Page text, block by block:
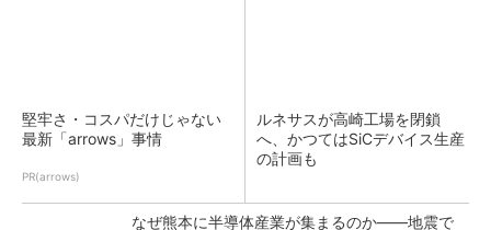
堅牢さ・コスパだけじゃない
最新「arrows」事情
PR(arrows)
ルネサスが高崎工場を閉鎖
へ、かつてはSiCデバイス生産
の計画も
なぜ熊本に半導体産業が集まるのか――地震で